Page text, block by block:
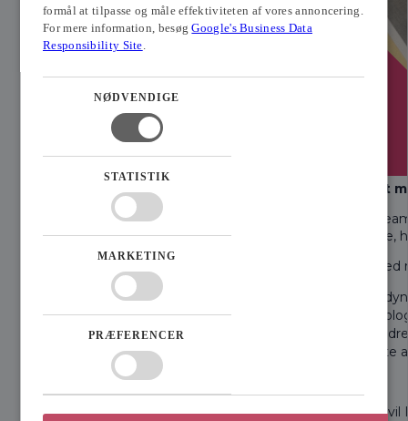
Styrk samarbejdet
Et velfungerende
praksisnær
Gennem en dag
Forstå teamets
Styrke den
Identificere og
Etablere konkrete
Efter workshoppen vil
formål at tilpasse og måle effektiviteten af vores annoncering.
For mere information, besøgGoogle's Business Data
Responsibility Site
NØDVENDIGE
STATISTIK
MARKETING
PRÆFERENCER